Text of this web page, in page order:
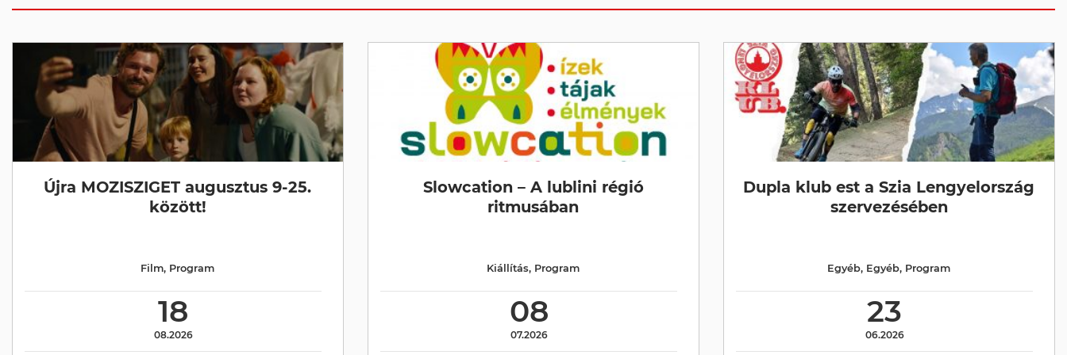
Újra MOZISZIGET augusztus 9-25.
között!
18
08.2026
Film, Program
Slowcation – A lublini régió
ritmusában
08
07.2026
Kiállítás, Program
Dupla klub est a Szia Lengyelország
szervezésében
23
06.2026
Egyéb, Egyéb, Program